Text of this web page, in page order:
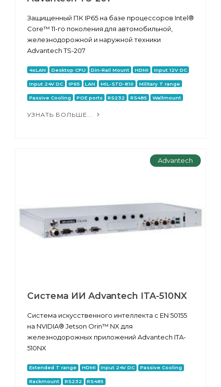
Защищенный ПК IP65 на базе процессоров Intel®
Core™ 11-го поколения для автомобильной,
железнодорожной и наружной техники
Advantech TS-207
4xLAN Desktop CPU Din-Rail Mount HDMI Input 12V DC
Input 24V DC IP65 LAN MIL-STD-810 Military T range
Passive Cooling POE ports RS232 RS485 Wallmount
УЗНАТЬ БОЛЬШЕ...
Advantech
Система ИИ Advantech ITA-510NX
Система искусственного интеллекта с EN 50155
на NVIDIA® Jetson Orin™ NX для
железнодорожных приложений Advantech ITA-
510NX
Extended T range HDMI Input 24V DC Passive Cooling
Rackmount RS232 RS485